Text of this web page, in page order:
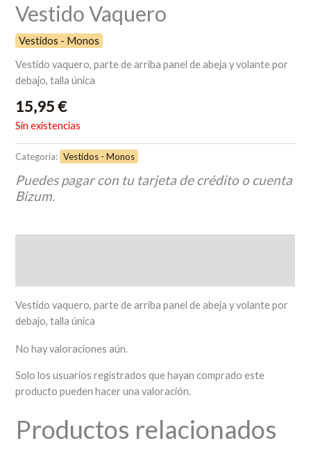
Vestido Vaquero
Vestidos - Monos
Vestido vaquero, parte de arriba panel de abeja y volante por
debajo, talla única
15,95€
Sin existencias
Categoría: Vestidos - Monos
Puedes pagar con tu tarjeta de crédito o cuenta
Bizum.
Vestido vaquero, parte de arriba panel de abeja y volante por
debajo, talla única
No hay valoraciones aún.
Solo los usuarios registrados que hayan comprado este
producto pueden hacer una valoración.
Productos relacionados